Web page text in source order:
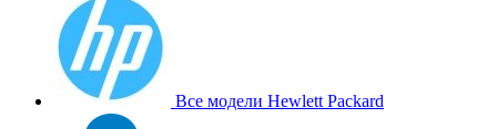
Все модели Hewlett Packard